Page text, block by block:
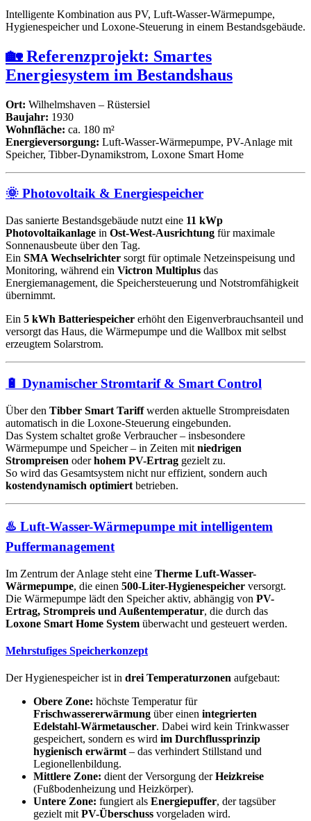
Intelligente Kombination aus PV, Luft-Wasser-Wärmepumpe,
Hygienespeicher und Loxone-Steuerung in einem Bestandsgebäude.
🏡 Referenzprojekt: Smartes
Energiesystem im Bestandshaus
Ort: Wilhelmshaven – Rüstersiel
Baujahr: 1930
Wohnfläche: ca. 180 m²
Energieversorgung: Luft-Wasser-Wärmepumpe, PV-Anlage mit
Speicher, Tibber-Dynamikstrom, Loxone Smart Home
🌞 Photovoltaik & Energiespeicher
Das sanierte Bestandsgebäude nutzt eine 11 kWp
Photovoltaikanlage in Ost-West-Ausrichtung für maximale
Sonnenausbeute über den Tag.
Ein SMA Wechselrichter sorgt für optimale Netzeinspeisung und
Monitoring, während ein Victron Multiplus das
Energiemanagement, die Speichersteuerung und Notstromfähigkeit
übernimmt.
Ein 5 kWh Batteriespeicher erhöht den Eigenverbrauchsanteil und
versorgt das Haus, die Wärmepumpe und die Wallbox mit selbst
erzeugtem Solarstrom.
🔋 Dynamischer Stromtarif & Smart Control
Über den Tibber Smart Tariffwerden aktuelle Strompreisdaten
automatisch in die Loxone-Steuerung eingebunden.
Das System schaltet große Verbraucher – insbesondere
Wärmepumpe und Speicher – in Zeiten mit niedrigen
Strompreisen oderhohem PV-Ertrag gezielt zu.
So wird das Gesamtsystem nicht nur effizient, sondern auch
kostendynamisch optimiert betrieben.
♨️ Luft-Wasser-Wärmepumpe mit intelligentem
Puffermanagement
Im Zentrum der Anlage steht eine Therme Luft-Wasser-
Wärmepumpe, die einen 500-Liter-Hygienespeicher versorgt.
Die Wärmepumpe lädt den Speicher aktiv, abhängig von PV-
Ertrag, Strompreis und Außentemperatur, die durch das
Loxone Smart Home System überwacht und gesteuert werden.
Mehrstufiges Speicherkonzept
Der Hygienespeicher ist in drei Temperaturzonen aufgebaut:
Obere Zone: höchste Temperatur für
Frischwassererwärmung über einen integrierten
Edelstahl-Wärmetauscher. Dabei wird kein Trinkwasser
gespeichert, sondern es wird im Durchflussprinzip
hygienisch erwärmt– das verhindert Stillstand und
Legionellenbildung.
Mittlere Zone: dient der Versorgung derHeizkreise
(Fußbodenheizung und Heizkörper).
Untere Zone: fungiert als Energiepuffer, der tagsüber
gezielt mitPV-Überschuss vorgeladen wird.